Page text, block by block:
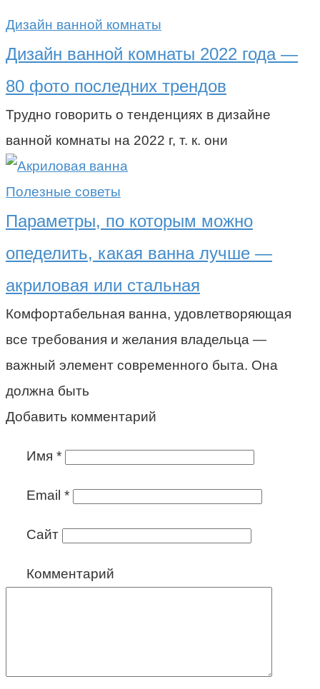
Дизайн ванной комнаты
Дизайн ванной комнаты 2022 года —
80 фото последних трендов
Трудно говорить о тенденциях в дизайне
ванной комнаты на 2022 г, т. к. они
Полезные советы
Параметры, по которым можно
опеделить, какая ванна лучше —
акриловая или стальная
Комфортабельная ванна, удовлетворяющая
все требования и желания владельца —
важный элемент современного быта. Она
должна быть
Добавить комментарий
Имя *
Email *
Сайт
Комментарий